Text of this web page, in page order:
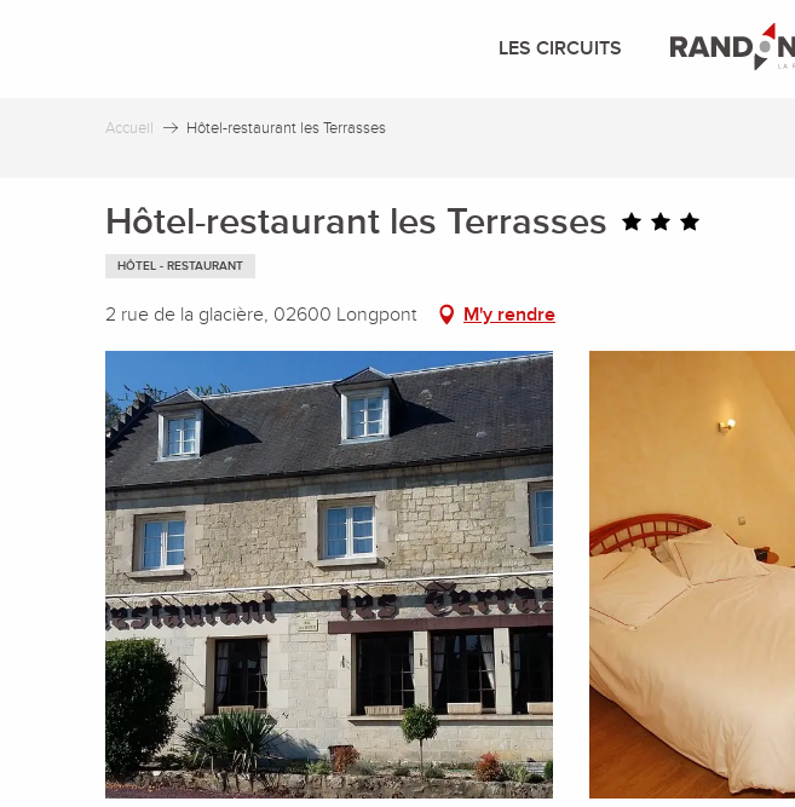
LES CIRCUITS
Accueil Hôtel-restaurant les Terrasses
Hôtel-restaurant les Terrasses
HÔTEL - RESTAURANT
2 rue de la glacière, 02600 Longpont M'y rendre